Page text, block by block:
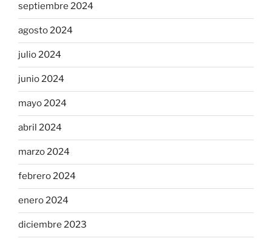
septiembre 2024
agosto 2024
julio 2024
junio 2024
mayo 2024
abril 2024
marzo 2024
febrero 2024
enero 2024
diciembre 2023